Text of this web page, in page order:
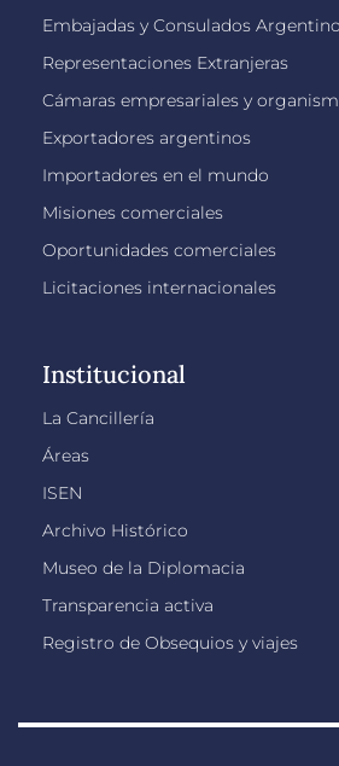
Embajadas y Consulados
Representaciones Extranjeras
Cámaras empresariales y
Exportadores argentinos
Importadores en el mundo
Misiones comerciales
Oportunidades comerciales
Licitaciones internacionales
Institucional
La Cancillería
Áreas
ISEN
Archivo Histórico
Museo de la Diplomacia
Transparencia activa
Registro de Obsequios y viajes